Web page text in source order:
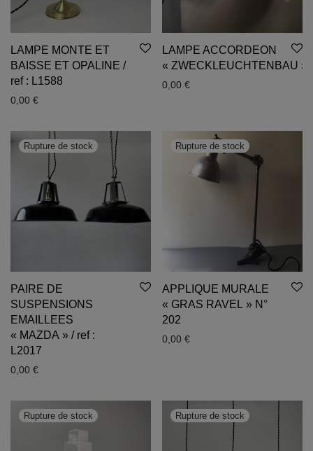
LAMPE MONTE ET
BAISSE ET OPALINE /
ref : L1588
0,00 €
LAMPE ACCORDEON
« ZWECKLEUCHTENBAU »
0,00 €
PAIRE DE
SUSPENSIONS
EMAILLEES
« MAZDA » / ref :
L2017
0,00 €
APPLIQUE MURALE
« GRAS RAVEL » N°
202
0,00 €